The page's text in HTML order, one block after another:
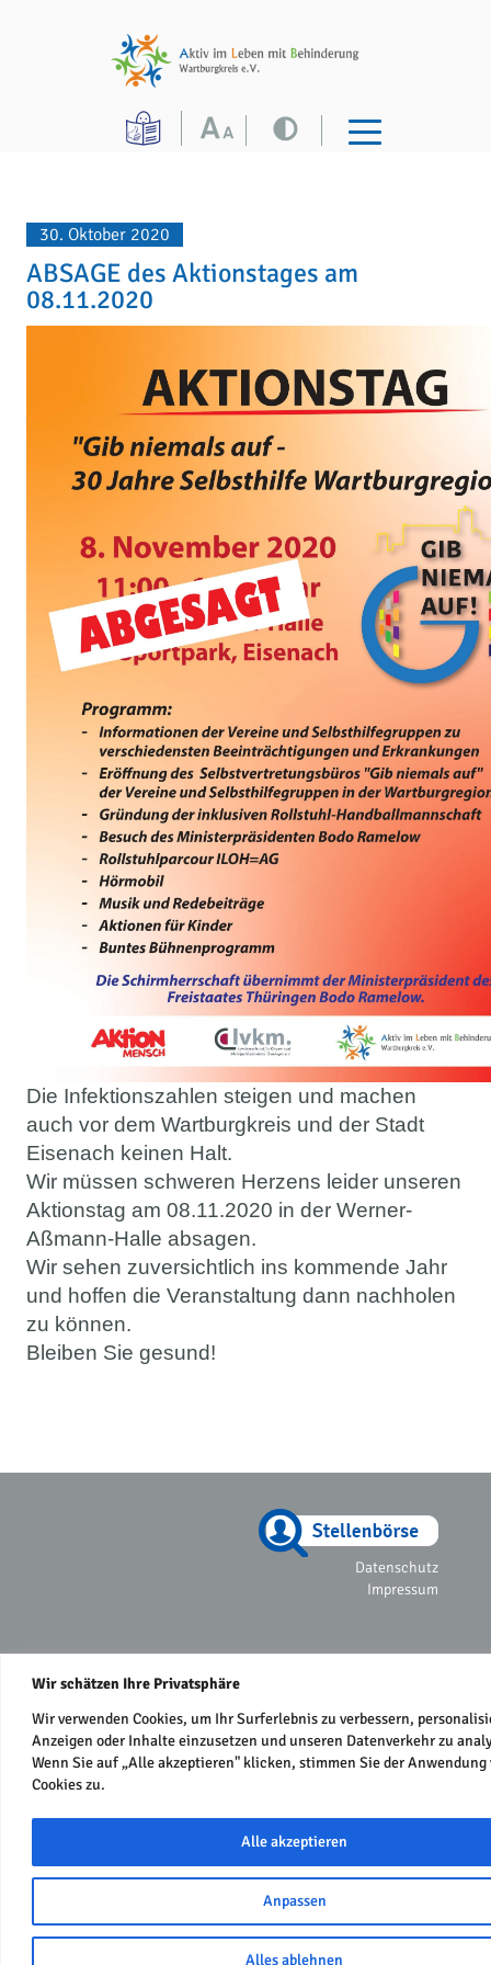
Wir schätzen Ihre Privatsphäre
Wir verwenden Cookies, um Ihr Surferlebnis zu verbessern,
Anzeigen oder Inhalte einzusetzen und unseren Datenverkehr zu
Wenn Sie auf „Alle akzeptieren" klicken, stimmen Sie der Anwendung
Cookies zu.
Anpassen
Alles ablehnen
Alle akzeptieren
30. Oktober 2020
ABSAGE des Aktionstages am
08.11.2020
Die Infektionszahlen steigen und machen
auch vor dem Wartburgkreis und der Stadt
Eisenach keinen Halt.
Wir müssen schweren Herzens leider unseren
Aktionstag am 08.11.2020 in der Werner-
Aßmann-Halle absagen.
Wir sehen zuversichtlich ins kommende Jahr
und hoffen die Veranstaltung dann nachholen
zu können.
Bleiben Sie gesund!
Datenschutz
Impressum